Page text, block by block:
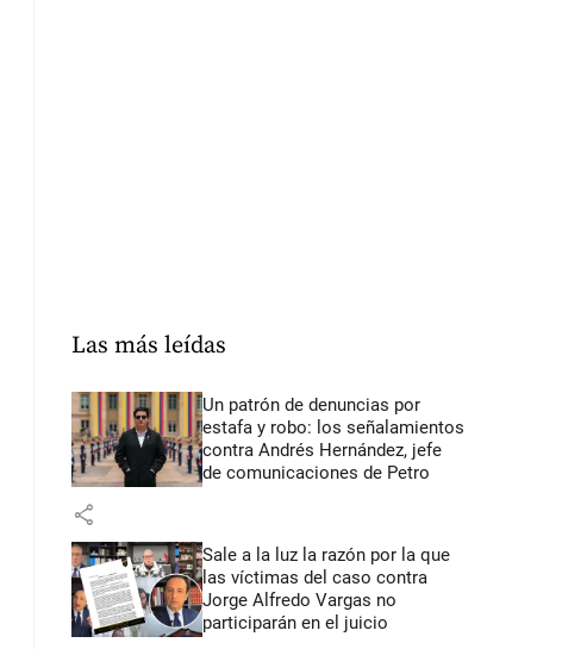
Las más leídas
Un patrón de denuncias por
estafa y robo: los señalamientos
contra Andrés Hernández, jefe
de comunicaciones de Petro
share
Sale a la luz la razón por la que
las víctimas del caso contra
Jorge Alfredo Vargas no
participarán en el juicio